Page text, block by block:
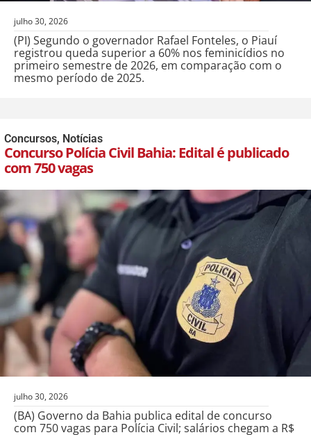
julho 30, 2026
(PI) Segundo o governador Rafael Fonteles, o Piauí
registrou queda superior a 60% nos feminicídios no
primeiro semestre de 2026, em comparação com o
mesmo período de 2025.
Concursos, Notícias
Concurso Polícia Civil Bahia: Edital é publicado
com 750 vagas
julho 30, 2026
(BA) Governo da Bahia publica edital de concurso
com 750 vagas para Polícia Civil; salários chegam a R$